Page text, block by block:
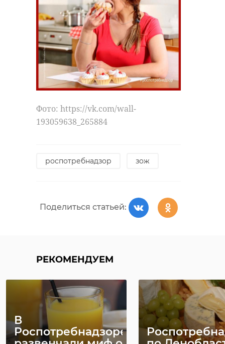
Фото: https://vk.com/wall-
193059638_265884
роспотребнадзор зож
Поделиться статьей:
РЕКОМЕНДУЕМ
В
Роспотребнадзоре